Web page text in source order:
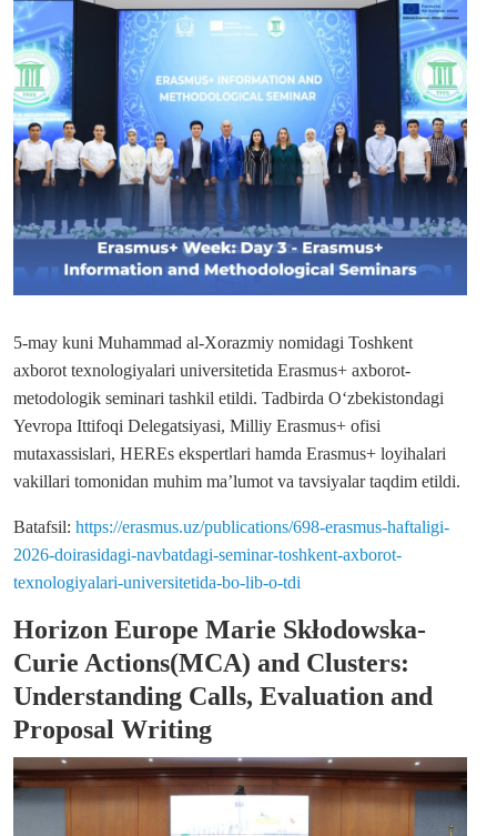
5-may kuni Muhammad al-Xorazmiy nomidagi Toshkent
axborot texnologiyalari universitetida Erasmus+ axborot-
metodologik seminari tashkil etildi. Tadbirda O‘zbekistondagi
Yevropa Ittifoqi Delegatsiyasi, Milliy Erasmus+ ofisi
mutaxassislari, HEREs ekspertlari hamda Erasmus+ loyihalari
vakillari tomonidan muhim ma’lumot va tavsiyalar taqdim etildi.
Batafsil: https://erasmus.uz/publications/698-erasmus-haftaligi-
2026-doirasidagi-navbatdagi-seminar-toshkent-axborot-
texnologiyalari-universitetida-bo-lib-o-tdi
Horizon Europe Marie Skłodowska-
Curie Actions(MCA) and Clusters:
Understanding Calls, Evaluation and
Proposal Writing